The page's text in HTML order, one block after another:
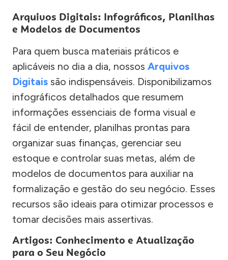
Arquivos Digitais: Infográficos, Planilhas
e Modelos de Documentos
Para quem busca materiais práticos e
aplicáveis no dia a dia, nossos Arquivos
Digitais são indispensáveis. Disponibilizamos
infográficos detalhados que resumem
informações essenciais de forma visual e
fácil de entender, planilhas prontas para
organizar suas finanças, gerenciar seu
estoque e controlar suas metas, além de
modelos de documentos para auxiliar na
formalização e gestão do seu negócio. Esses
recursos são ideais para otimizar processos e
tomar decisões mais assertivas.
Artigos: Conhecimento e Atualização
para o Seu Negócio